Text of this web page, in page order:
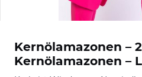
Kernölamazonen –
Kernölamazonen –